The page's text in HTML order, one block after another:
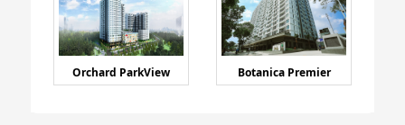
Orchard ParkView Botanica Premier